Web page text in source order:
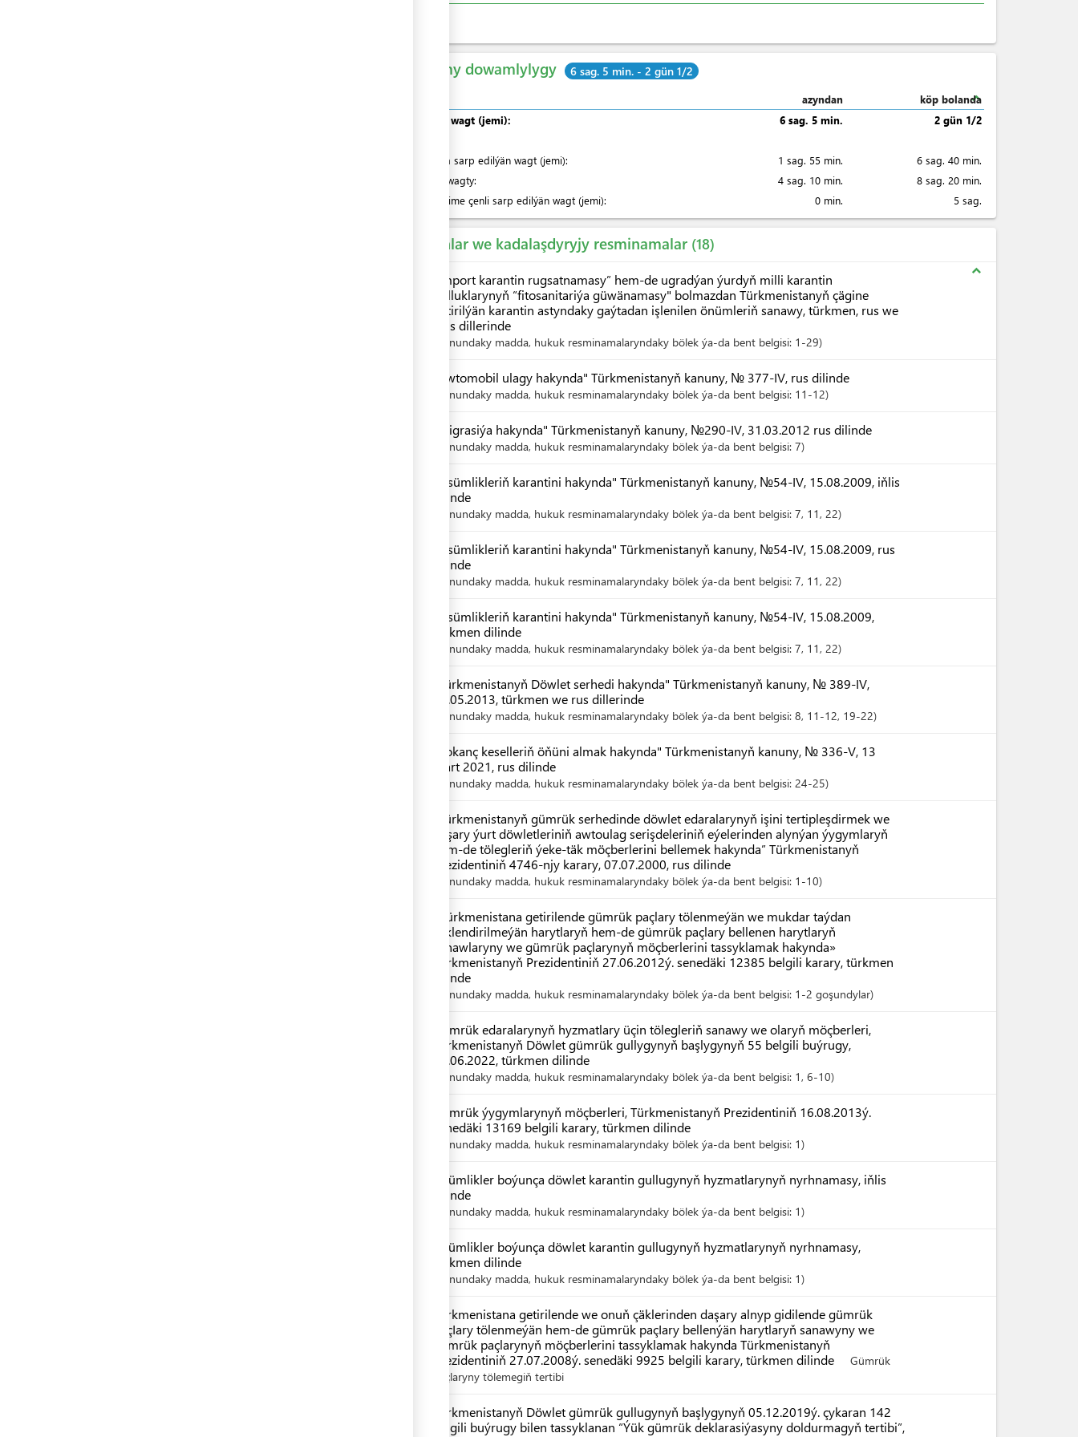
Umumy dowamlylygy 6 sag. 5 min. - 2 gün 1/2
expand_less
azyndan
köp bolanda
Umumy wagt (jemi):
6 sag. 5 min.
2 gün 1/2
Nobatda sarp edilýän wagt (jemi):
1 sag. 55 min.
6 sag. 40 min.
Hyzmat wagty:
4 sag. 10 min.
8 sag. 20 min.
Indiki ädime çenli sarp edilýän wagt (jemi):
0 min. 5 sag.
Kanunlar we kadalaşdyryjy resminamalar 18
expand_less
"Import karantin rugsatnamasy” hem-de ugradýan ýurdyň milli karantin
gulluklarynyň “fitosanitariýa güwänamasy" bolmazdan Türkmenistanyň çägine
getirilýän karantin astyndaky gaýtadan işlenilen önümleriň sanawy, türkmen, rus we
iňlis dillerinde
Kanundaky madda, hukuk resminamalaryndaky bölek ýa-da bent belgisi: 1-29
"Awtomobil ulagy hakynda" Türkmenistanyň kanuny, № 377-IV, rus dilinde
Kanundaky madda, hukuk resminamalaryndaky bölek ýa-da bent belgisi: 11-12
"Migrasiýa hakynda" Türkmenistanyň kanuny, №290-IV, 31.03.2012 rus dilinde
Kanundaky madda, hukuk resminamalaryndaky bölek ýa-da bent belgisi: 7
"Ösümlikleriň karantini hakynda" Türkmenistanyň kanuny, №54-IV, 15.08.2009, iňlis
dilinde
Kanundaky madda, hukuk resminamalaryndaky bölek ýa-da bent belgisi: 7, 11 , 22
"Ösümlikleriň karantini hakynda" Türkmenistanyň kanuny, №54-IV, 15.08.2009, rus
dilinde
Kanundaky madda, hukuk resminamalaryndaky bölek ýa-da bent belgisi: 7, 11 , 22
"Ösümlikleriň karantini hakynda" Türkmenistanyň kanuny, №54-IV, 15.08.2009,
türkmen dilinde
Kanundaky madda, hukuk resminamalaryndaky bölek ýa-da bent belgisi: 7, 11 , 22
"Türkmenistanyň Döwlet serhedi hakynda" Türkmenistanyň kanuny, № 389-IV,
04.05.2013, türkmen we rus dillerinde
Kanundaky madda, hukuk resminamalaryndaky bölek ýa-da bent belgisi: 8, 11-12, 19-22
"Ýokanç keselleriň öňüni almak hakynda" Türkmenistanyň kanuny, № 336-V, 13
mart 2021, rus dilinde
Kanundaky madda, hukuk resminamalaryndaky bölek ýa-da bent belgisi: 24-25
“Türkmenistanyň gümrük serhedinde döwlet edaralarynyň işini tertipleşdirmek we
daşary ýurt döwletleriniň awtoulag serişdeleriniň eýelerinden alynýan ýygymlaryň
hem-de tölegleriň ýeke-täk möçberlerini bellemek hakynda” Türkmenistanyň
Prezidentiniň 4746-njy karary, 07.07.2000, rus dilinde
Kanundaky madda, hukuk resminamalaryndaky bölek ýa-da bent belgisi: 1-10
«Türkmenistana getirilende gümrük paçlary tölenmeýän we mukdar taýdan
çäklendirilmeýän harytlaryň hem-de gümrük paçlary bellenen harytlaryň
sanawlaryny we gümrük paçlarynyň möçberlerini tassyklamak hakynda»
Türkmenistanyň Prezidentiniň 27.06.2012ý. senedäki 12385 belgili karary, türkmen
dilinde
Kanundaky madda, hukuk resminamalaryndaky bölek ýa-da bent belgisi: 1-2 goşundylar
Gümrük edaralarynyň hyzmatlary üçin tölegleriň sanawy we olaryň möçberleri,
Türkmenistanyň Döwlet gümrük gullygynyň başlygynyň 55 belgili buýrugy,
23.06.2022, türkmen dilinde
Kanundaky madda, hukuk resminamalaryndaky bölek ýa-da bent belgisi: 1 , 6-10
Gümrük ýygymlarynyň möçberleri, Türkmenistanyň Prezidentiniň 16.08.2013ý.
senedäki 13169 belgili karary, türkmen dilinde
Kanundaky madda, hukuk resminamalaryndaky bölek ýa-da bent belgisi: 1
Ösümlikler boýunça döwlet karantin gullugynyň hyzmatlarynyň nyrhnamasy, iňlis
dilinde
Kanundaky madda, hukuk resminamalaryndaky bölek ýa-da bent belgisi: 1
Ösümlikler boýunça döwlet karantin gullugynyň hyzmatlarynyň nyrhnamasy,
türkmen dilinde
Kanundaky madda, hukuk resminamalaryndaky bölek ýa-da bent belgisi: 1
Türkmenistana getirilende we onuň çäklerinden daşary alnyp gidilende gümrük
paçIary tölenmeýän hem-de gümrük paçIary bellenýän harytlaryň sanawyny we
gümrük paçlarynyň möçberlerini tassyklamak hakynda Türkmenistanyň
Prezidentiniň 27.07.2008ý. senedäki 9925 belgili karary, türkmen dilinde
Gümrük
paçlaryny tölemegiň tertibi
Türkmenistanyň Döwlet gümrük gullugynyň başlygynyň 05.12.2019ý. çykaran 142
belgili buýrugy bilen tassyklanan “Ýük gümrük deklarasiýasyny doldurmagyň tertibi”,